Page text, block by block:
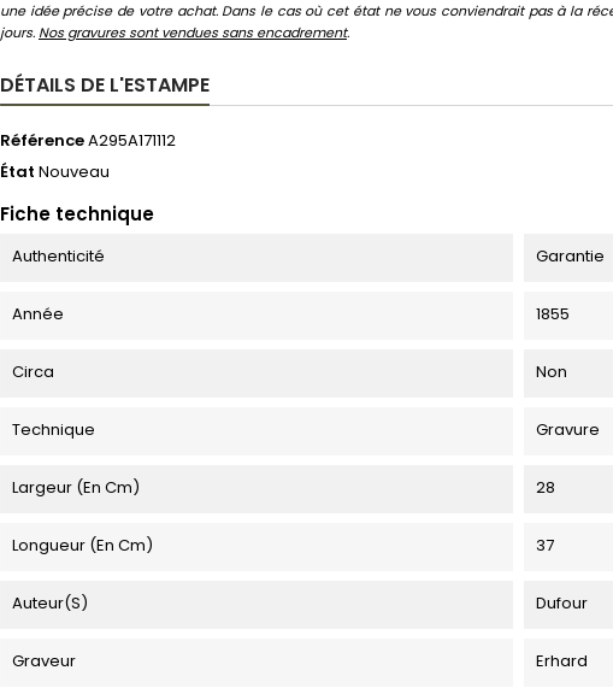
une idée précise de votre achat. Dans le cas où cet état ne vous conviendrait pas à la
jours. Nos gravures sont vendues sans encadrement.
DÉTAILS DE L'ESTAMPE
RéférenceA295A171112
État Nouveau
Fiche technique
Authenticité Garantie
Année 1855
Circa Non
Technique Gravure
Largeur (en Cm) 28
Longueur (en Cm) 37
Auteur(s) Dufour
Graveur Erhard